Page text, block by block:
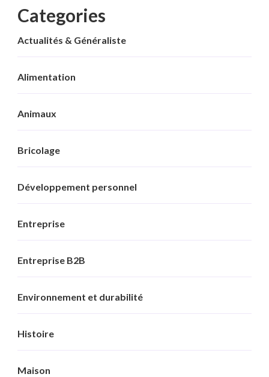
Categories
Actualités & Généraliste
Alimentation
Animaux
Bricolage
Développement personnel
Entreprise
Entreprise B2B
Environnement et durabilité
Histoire
Maison